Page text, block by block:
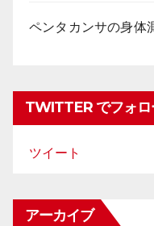
ペンタカンサの身体
TWITTER でフォロ
ツイート
アーカイブ